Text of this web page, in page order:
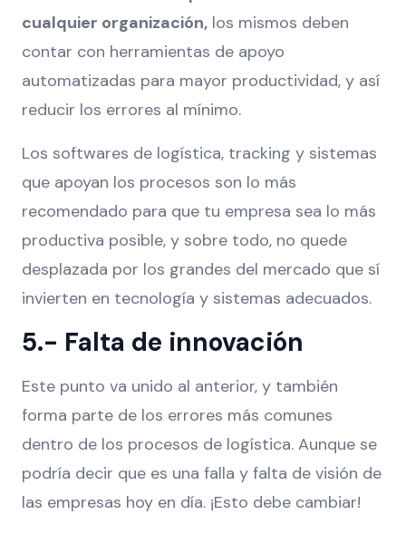
cualquier organización, los mismos deben
contar con herramientas de apoyo
automatizadas para mayor productividad, y así
reducir los errores al mínimo.
Los softwares de logística, tracking y sistemas
que apoyan los procesos son lo más
recomendado para que tu empresa sea lo más
productiva posible, y sobre todo, no quede
desplazada por los grandes del mercado que sí
invierten en tecnología y sistemas adecuados.
5.- Falta de innovación
Este punto va unido al anterior, y también
forma parte de los errores más comunes
dentro de los procesos de logística. Aunque se
podría decir que es una falla y falta de visión de
las empresas hoy en día. ¡Esto debe cambiar!